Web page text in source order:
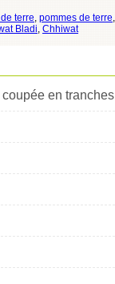
terre, pommes de terre,
Bladi, Chhiwat
en tranches